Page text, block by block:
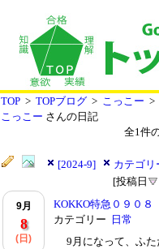
TOP > TOPブログ > こっこー >
こっこー さんの日記
全1件
[2024-9]
カテゴリ
[投稿日
9月
8
(日)
KOKKO特急０９０８
カテゴリー 日常
9月になって、ふ